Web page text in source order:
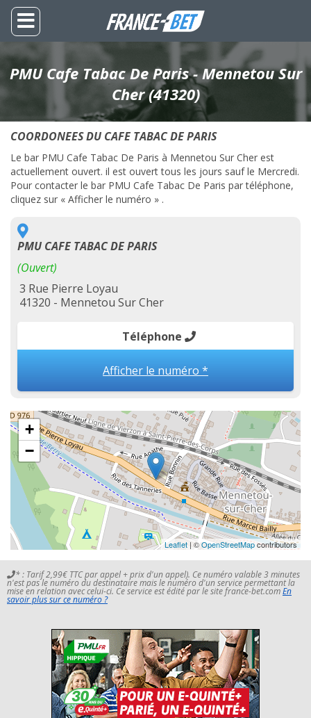
PMU Cafe Tabac De Paris - Mennetou Sur
Cher (41320)
COORDONEES DU CAFE TABAC DE PARIS
Le bar PMU Cafe Tabac De Paris à Mennetou Sur Cher est
actuellement ouvert. il est ouvert tous les jours sauf le Mercredi.
Pour contacter le bar PMU Cafe Tabac De Paris par téléphone,
cliquez sur « Afficher le numéro » .
PMU CAFE TABAC DE PARIS
(Ouvert)
3 Rue Pierre Loyau
41320 - Mennetou Sur Cher
Téléphone
Afficher le numéro *
+
−
Leaflet | ©OpenStreetMapcontributors
* : Tarif 2,99€ TTC par appel + prix d'un appel). Ce numéro valable 3 minutes
n'est pas le numéro du destinataire mais le numéro d'un service permettant la
mise en relation avec celui-ci. Ce service est édité par le site france-bet.comEn
savoir plus sur ce numéro ?